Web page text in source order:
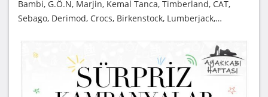
Bambi, G.Ö.N, Marjin, Kemal Tanca, Timberland, CAT,
Sebago, Derimod, Crocs, Birkenstock, Lumberjack,…